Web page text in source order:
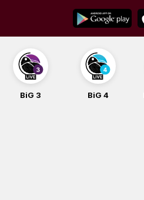
content
BiG 3 BiG 4